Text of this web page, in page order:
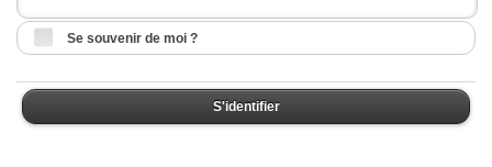
Se souvenir de moi ?
S'identifier